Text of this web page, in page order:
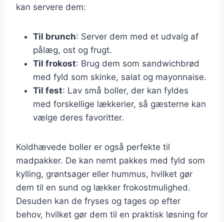
kan servere dem:
Til brunch: Server dem med et udvalg af
pålæg, ost og frugt.
Til frokost: Brug dem som sandwichbrød
med fyld som skinke, salat og mayonnaise.
Til fest: Lav små boller, der kan fyldes
med forskellige lækkerier, så gæsterne kan
vælge deres favoritter.
Koldhævede boller er også perfekte til
madpakker. De kan nemt pakkes med fyld som
kylling, grøntsager eller hummus, hvilket gør
dem til en sund og lækker frokostmulighed.
Desuden kan de fryses og tages op efter
behov, hvilket gør dem til en praktisk løsning for